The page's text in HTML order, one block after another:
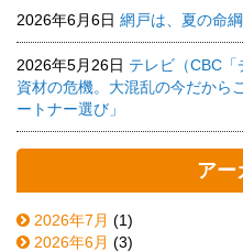
2026年6月6日 網戸は、夏の命
2026年5月26日 テレビ（CBC
資材の危機。大混乱の今だから
ートナー選び」
アー
2026年7月 (1)
2026年6月 (3)